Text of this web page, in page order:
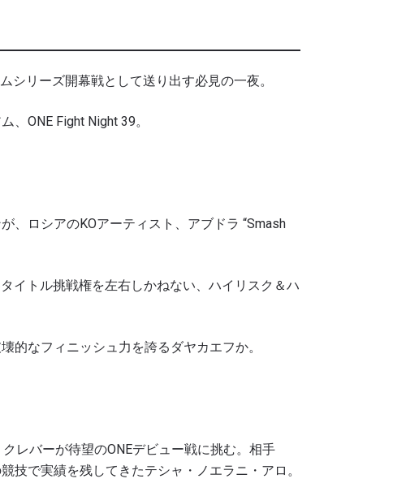
シリーズ開幕戦として送り出す必見の一夜。
、ONE Fight Night 39。
、ロシアのKOアーティスト、アブドラ “Smash
イトル挑戦権を左右しかねない、ハイリスク＆ハ
的なフィニッシュ力を誇るダヤカエフか。
レバーが待望のONEデビュー戦に挑む。相手
技で実績を残してきたテシャ・ノエラニ・アロ。